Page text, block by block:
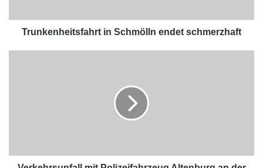
Trunkenheitsfahrt in Schmölln endet schmerzhaft